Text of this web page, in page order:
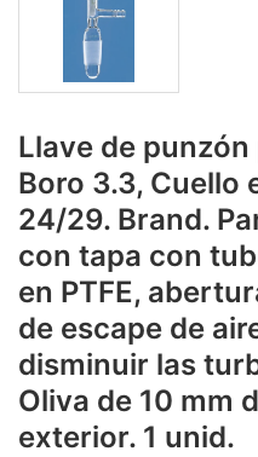
Llave de
Boro 3.3, Cuello
24/29. Brand.
con tapa con
en PTFE,
de escape de
disminuir las
Oliva de 10 mm
exterior. 1 unid.